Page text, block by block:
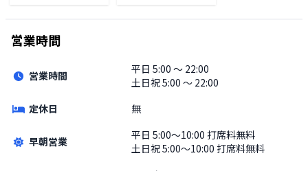
営業時間
営業時間 平日 5:00 〜 22:00
土日祝5:00 〜 22:00
定休日
無
早朝営業 平日 5:00〜10:00 打席料無料
土日祝5:00〜10:00 打席料無料